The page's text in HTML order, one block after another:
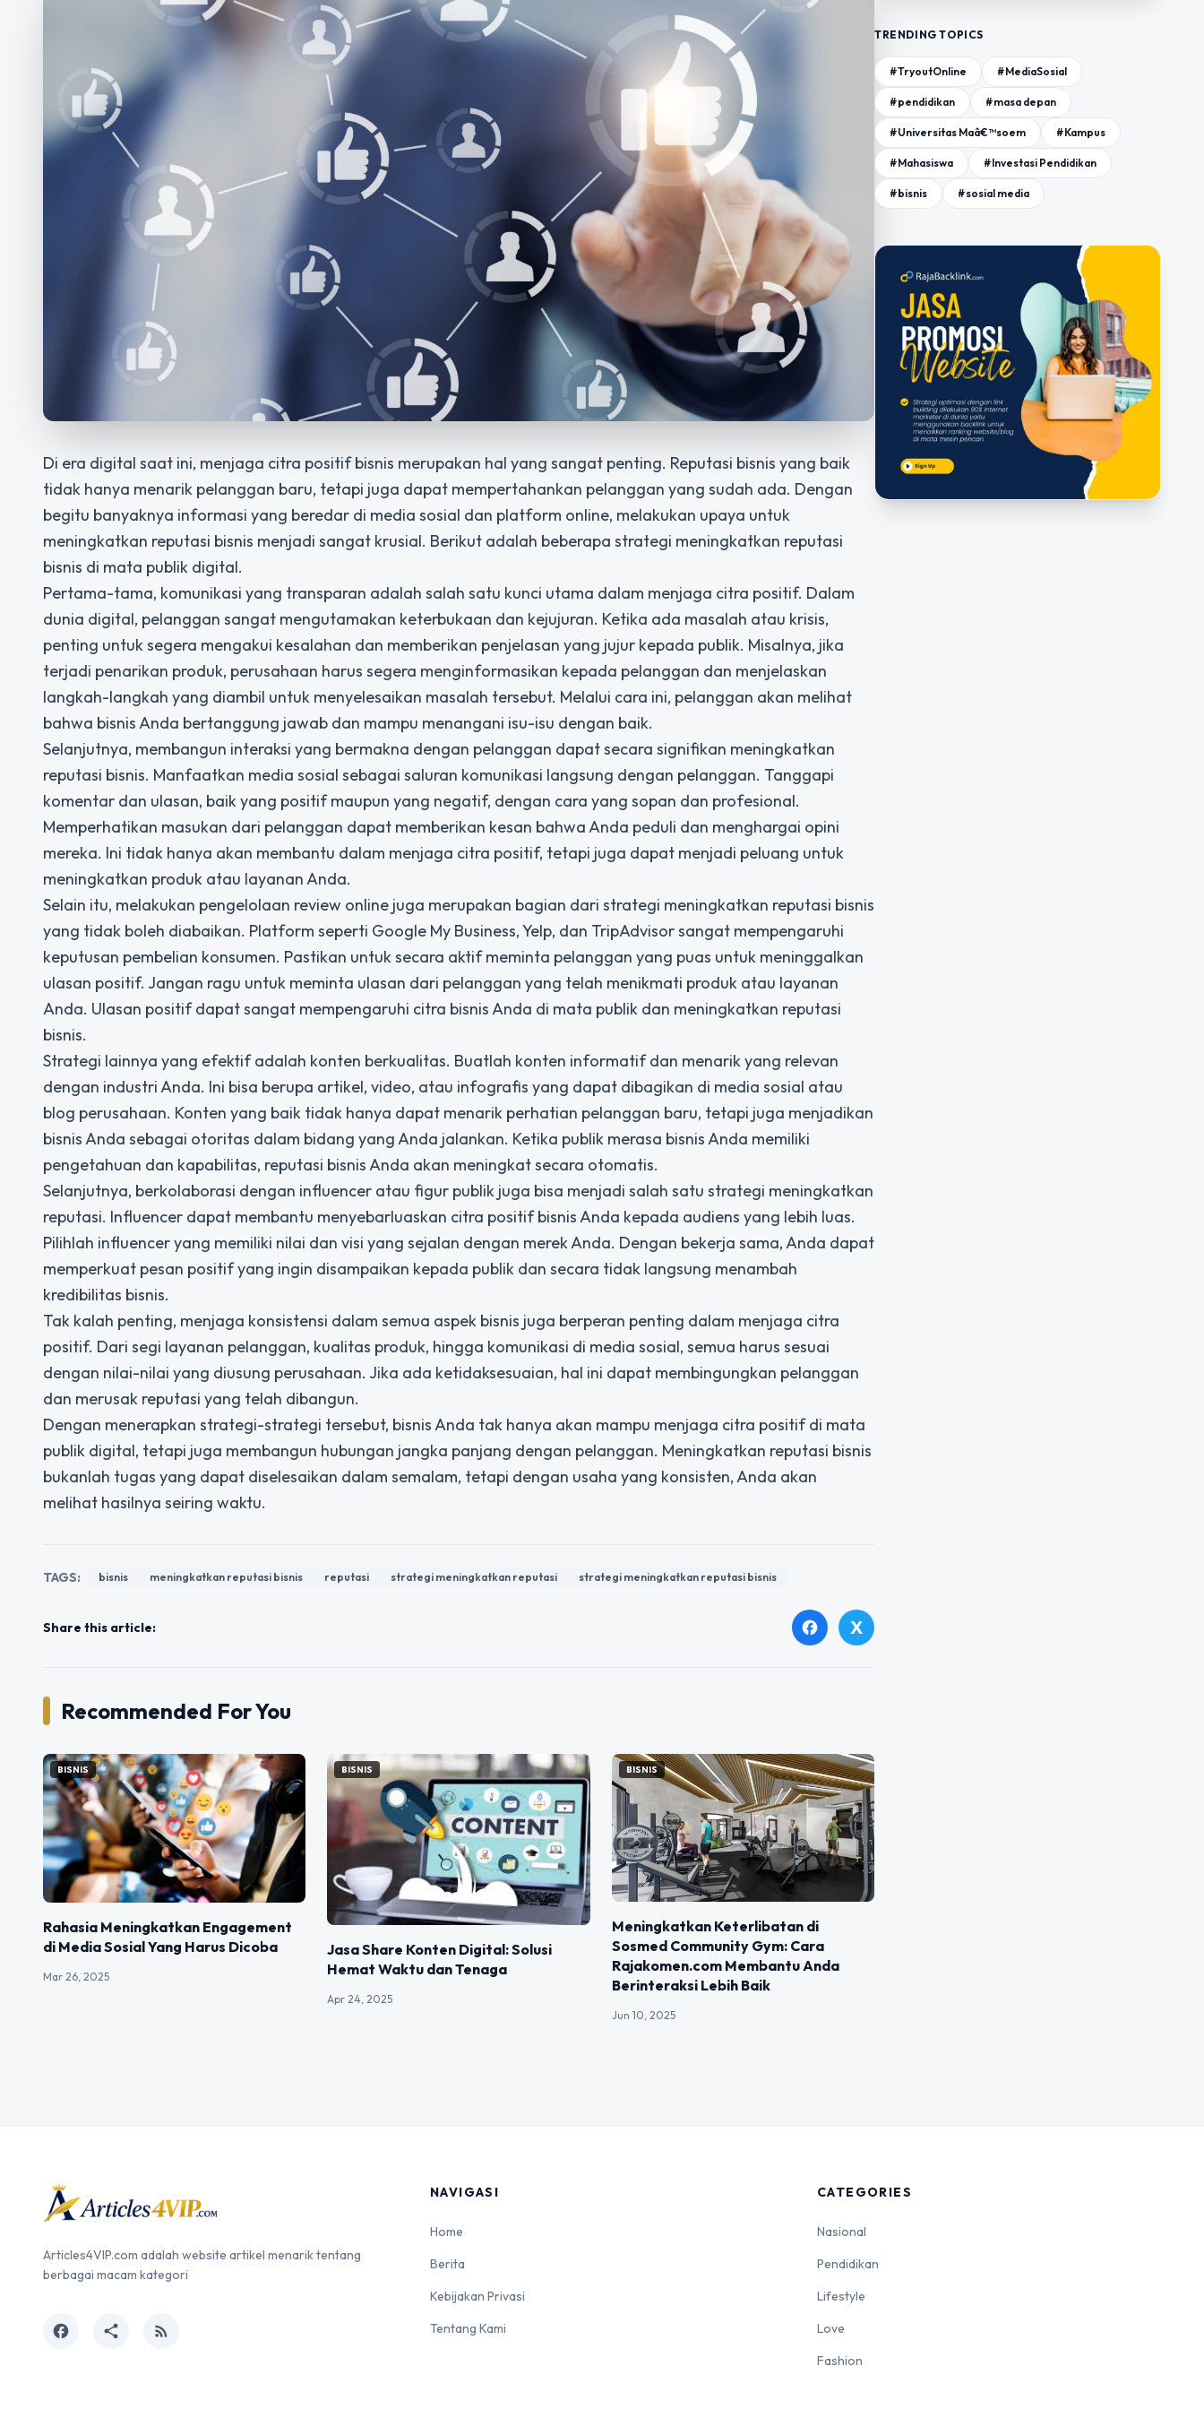
Di era digital saat ini, menjaga citra positif bisnis merupakan hal yang sangat penting. Reputasi bisnis yang baik
tidak hanya menarik pelanggan baru, tetapi juga dapat mempertahankan pelanggan yang sudah ada. Dengan
begitu banyaknya informasi yang beredar di media sosial dan platform online, melakukan upaya untuk
meningkatkan reputasi bisnis menjadi sangat krusial. Berikut adalah beberapa strategi meningkatkan reputasi
bisnis di mata publik digital.
Pertama-tama, komunikasi yang transparan adalah salah satu kunci utama dalam menjaga citra positif. Dalam
dunia digital, pelanggan sangat mengutamakan keterbukaan dan kejujuran. Ketika ada masalah atau krisis,
penting untuk segera mengakui kesalahan dan memberikan penjelasan yang jujur kepada publik. Misalnya, jika
terjadi penarikan produk, perusahaan harus segera menginformasikan kepada pelanggan dan menjelaskan
langkah-langkah yang diambil untuk menyelesaikan masalah tersebut. Melalui cara ini, pelanggan akan melihat
bahwa bisnis Anda bertanggung jawab dan mampu menangani isu-isu dengan baik.
Selanjutnya, membangun interaksi yang bermakna dengan pelanggan dapat secara signifikan meningkatkan
reputasi bisnis. Manfaatkan media sosial sebagai saluran komunikasi langsung dengan pelanggan. Tanggapi
komentar dan ulasan, baik yang positif maupun yang negatif, dengan cara yang sopan dan profesional.
Memperhatikan masukan dari pelanggan dapat memberikan kesan bahwa Anda peduli dan menghargai opini
mereka. Ini tidak hanya akan membantu dalam menjaga citra positif, tetapi juga dapat menjadi peluang untuk
meningkatkan produk atau layanan Anda.
Selain itu, melakukan pengelolaan review online juga merupakan bagian dari strategi meningkatkan reputasi bisnis
yang tidak boleh diabaikan. Platform seperti Google My Business, Yelp, dan TripAdvisor sangat mempengaruhi
keputusan pembelian konsumen. Pastikan untuk secara aktif meminta pelanggan yang puas untuk meninggalkan
ulasan positif. Jangan ragu untuk meminta ulasan dari pelanggan yang telah menikmati produk atau layanan
Anda. Ulasan positif dapat sangat mempengaruhi citra bisnis Anda di mata publik dan meningkatkan reputasi
bisnis.
Strategi lainnya yang efektif adalah konten berkualitas. Buatlah konten informatif dan menarik yang relevan
dengan industri Anda. Ini bisa berupa artikel, video, atau infografis yang dapat dibagikan di media sosial atau
blog perusahaan. Konten yang baik tidak hanya dapat menarik perhatian pelanggan baru, tetapi juga menjadikan
bisnis Anda sebagai otoritas dalam bidang yang Anda jalankan. Ketika publik merasa bisnis Anda memiliki
pengetahuan dan kapabilitas, reputasi bisnis Anda akan meningkat secara otomatis.
Selanjutnya, berkolaborasi dengan influencer atau figur publik juga bisa menjadi salah satu strategi meningkatkan
reputasi. Influencer dapat membantu menyebarluaskan citra positif bisnis Anda kepada audiens yang lebih luas.
Pilihlah influencer yang memiliki nilai dan visi yang sejalan dengan merek Anda. Dengan bekerja sama, Anda dapat
memperkuat pesan positif yang ingin disampaikan kepada publik dan secara tidak langsung menambah
kredibilitas bisnis.
Tak kalah penting, menjaga konsistensi dalam semua aspek bisnis juga berperan penting dalam menjaga citra
positif. Dari segi layanan pelanggan, kualitas produk, hingga komunikasi di media sosial, semua harus sesuai
dengan nilai-nilai yang diusung perusahaan. Jika ada ketidaksesuaian, hal ini dapat membingungkan pelanggan
dan merusak reputasi yang telah dibangun.
Dengan menerapkan strategi-strategi tersebut, bisnis Anda tak hanya akan mampu menjaga citra positif di mata
publik digital, tetapi juga membangun hubungan jangka panjang dengan pelanggan. Meningkatkan reputasi bisnis
bukanlah tugas yang dapat diselesaikan dalam semalam, tetapi dengan usaha yang konsisten, Anda akan
melihat hasilnya seiring waktu.
TAGS: bisnis meningkatkan reputasi bisnis reputasi strategi meningkatkan reputasi strategi meningkatkan reputasi bisnis
Share this article: facebook X
Recommended For You
BISNIS
Rahasia Meningkatkan Engagement
di Media Sosial Yang Harus Dicoba
Mar 26, 2025
BISNIS
Jasa Share Konten Digital: Solusi
Hemat Waktu dan Tenaga
Apr 24, 2025
BISNIS
Meningkatkan Keterlibatan di
Sosmed Community Gym: Cara
Rajakomen.com Membantu Anda
Berinteraksi Lebih Baik
Jun 10, 2025
TRENDING TOPICS
#TryoutOnline #MediaSosial
#pendidikan #masa depan
#Universitas Maâ€™soem #Kampus
#Mahasiswa #Investasi Pendidikan
#bisnis #sosial media
Articles4VIP.com adalah website artikel menarik tentang
berbagai macam kategori
facebook share rss_feed
NAVIGASI
Home
Berita
Kebijakan Privasi
Tentang Kami
CATEGORIES
Nasional
Pendidikan
Lifestyle
Love
Fashion